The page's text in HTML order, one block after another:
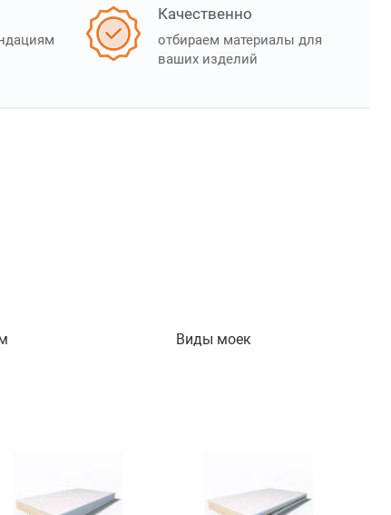
Качественно
отбираем материалы для
ваших изделий
Виды моек